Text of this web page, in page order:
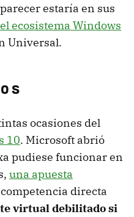
estaría en sus
ecosistema Windows
Universal.
S
ocasiones del
10. Microsoft abrió
pudiese funcionar en
una apuesta
directa
virtual debilitado si